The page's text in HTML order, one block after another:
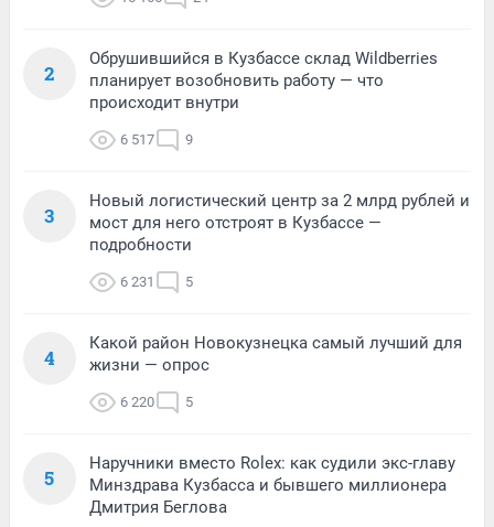
2
Обрушившийся в Кузбассе склад Wildberries
планирует возобновить работу — что
происходит внутри
6 517 9
3
Новый логистический центр за 2 млрд рублей и
мост для него отстроят в Кузбассе —
подробности
6 231 5
4
Какой район Новокузнецка самый лучший для
жизни — опрос
6 220 5
5
Наручники вместо Rolex: как судили экс-главу
Минздрава Кузбасса и бывшего миллионера
Дмитрия Беглова